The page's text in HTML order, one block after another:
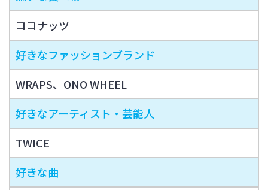
ココナッツ
好きなファッションブランド
WRAPS、ONO WHEEL
好きなアーティスト・芸能人
TWICE
好きな曲